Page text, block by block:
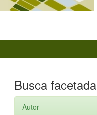
Busca facetada
Autor